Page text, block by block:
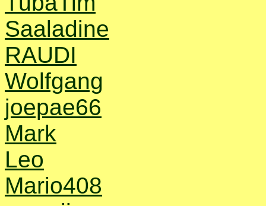
Saaladine
RAUDI
Wolfgang
joepae66
Mark
Leo
Mario408